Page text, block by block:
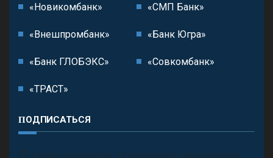
«Новикомбанк» «СМП Банк»
«Внешпромбанк» «Банк Югра»
«Банк ГЛОБЭКС» «Совкомбанк»
«ТРАСТ»
ПОДПИСАТЬСЯ
П олучить последние обновления и предложения.